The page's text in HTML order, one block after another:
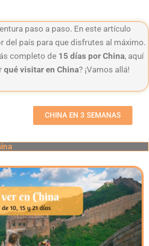
paso a paso. En este artículo
del país para que disfrutes al máximo.
completo de 15 días por China, aquí
qué visitar en China? ¡Vamos allá!
CHINA EN 3 SEMANAS